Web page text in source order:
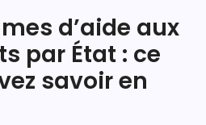
d’aide aux
par État : ce
savoir en